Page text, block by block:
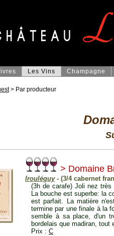
Les Vins Champagne
> Par producteur
> Domaine
Irouléguy- (3/4 cabernet
(3h de carafe) Joli nez très
La bouche est superbe: la
est parfait. La matière
termine par une finale à la
semble à sa place, d'un
bordelais que madiran, tout
Prix : C